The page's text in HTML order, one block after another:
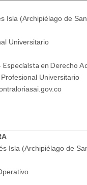
Isla (Archipiélago de
Universitario
Especialsta en Derecho
Universitario
Isla (Archipiélago de